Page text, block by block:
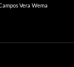
Vera Wema